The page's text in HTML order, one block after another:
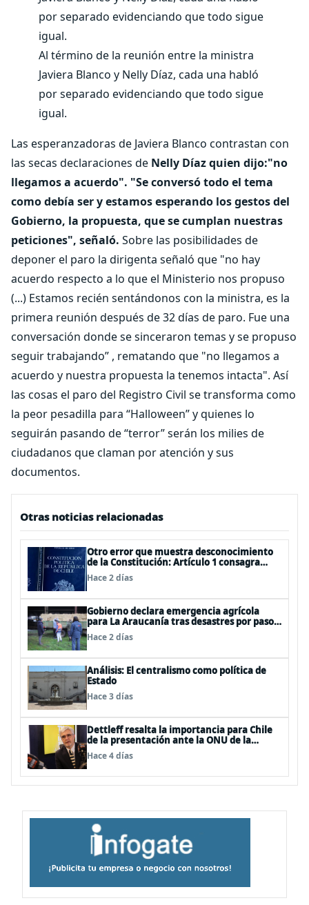
Al término de la reunión entre la ministra
Javiera Blanco y Nelly Díaz, cada una habló
por separado evidenciando que todo sigue
igual.
Las esperanzadoras de Javiera Blanco contrastan con
las secas declaraciones de Nelly Díaz quien dijo:"no
llegamos a acuerdo". "Se conversó todo el tema
como debía ser y estamos esperando los gestos del
Gobierno, la propuesta, que se cumplan nuestras
peticiones", señaló. Sobre las posibilidades de
deponer el paro la dirigenta señaló que "no hay
acuerdo respecto a lo que el Ministerio nos propuso
(...) Estamos recién sentándonos con la ministra, es la
primera reunión después de 32 días de paro. Fue una
conversación donde se sinceraron temas y se propuso
seguir trabajando” , rematando que "no llegamos a
acuerdo y nuestra propuesta la tenemos intacta". Así
las cosas el paro del Registro Civil se transforma como
la peor pesadilla para “Halloween” y quienes lo
seguirán pasando de “terror” serán los milies de
ciudadanos que claman por atención y sus
documentos.
Otras noticias relacionadas
Otro error que muestra desconocimiento
de la Constitución: Artículo 1 consagra
resguardar la seguridad nacional y
proteger a los ciudadanos
Hace 2 días
Gobierno declara emergencia agrícola
para La Araucanía tras desastres por pasos
de sistemas frontales
Hace 2 días
Análisis: El centralismo como política de
Estado
Hace 3 días
Dettleff resalta la importancia para Chile
de la presentación ante la ONU de la
Plataforma Continental Extendida del
Archipiélago Juan Fernández
Hace 4 días